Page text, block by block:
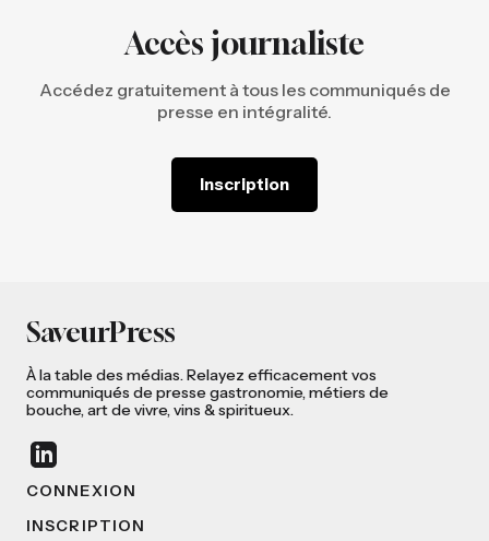
Accès journaliste
Accédez gratuitement à tous les communiqués de
presse en intégralité.
Inscription
SaveurPress
À la table des médias. Relayez efficacement vos
communiqués de presse gastronomie, métiers de
bouche, art de vivre, vins & spiritueux.
CONNEXION
INSCRIPTION